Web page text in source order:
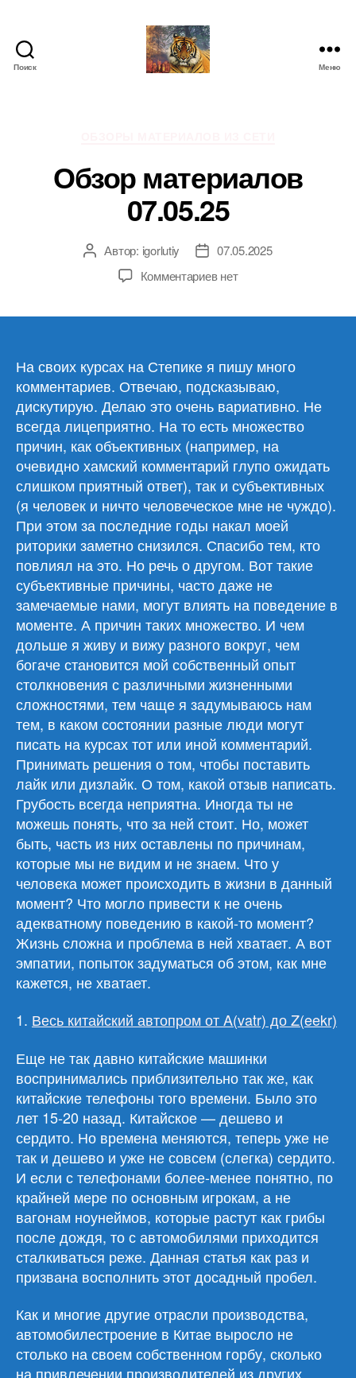
Поиск Меню
Обзор материалов
07.05.25
Автор
записи
Автор: igorlutiy
Дата07.05.2025
Комментариевк
нет
На своих курсах на Степике я пишу много
комментариев. Отвечаю, подсказываю,
дискутирую. Делаю это очень вариативно. Не
всегда лицеприятно. На то есть множество
причин, как объективных (например, на
очевидно хамский комментарий глупо ожидать
слишком приятный ответ), так и субъективных
(я человек и ничто человеческое мне не чуждо).
При этом за последние годы накал моей
риторики заметно снизился. Спасибо тем, кто
повлиял на это. Но речь о другом. Вот такие
субъективные причины, часто даже не
замечаемые нами, могут влиять на поведение в
моменте. А причин таких множество. И чем
дольше я живу и вижу разного вокруг, чем
богаче становится мой собственный опыт
столкновения с различными жизненными
сложностями, тем чаще я задумываюсь нам
тем, в каком состоянии разные люди могут
писать на курсах тот или иной комментарий.
Принимать решения о том, чтобы поставить
лайк или дизлайк. О том, какой отзыв написать.
Грубость всегда неприятна. Иногда ты не
можешь понять, что за ней стоит. Но, может
быть, часть из них оставлены по причинам,
которые мы не видим и не знаем. Что у
человека может происходить в жизни в данный
момент? Что могло привести к не очень
адекватному поведению в какой-то момент?
Жизнь сложна и проблема в ней хватает. А вот
эмпатии, попыток задуматься об этом, как мне
кажется, не хватает.
1. Весь китайский автопром от A(vatr) до Z(eekr)
Еще не так давно китайские машинки
воспринимались приблизительно так же, как
китайские телефоны того времени. Было это
лет 15-20 назад. Китайское — дешево и
сердито. Но времена меняются, теперь уже не
так и дешево и уже не совсем (слегка) сердито.
И если с телефонами более-менее понятно, по
крайней мере по основным игрокам, а не
вагонам ноунеймов, которые растут как грибы
после дождя, то с автомобилями приходится
сталкиваться реже. Данная статья как раз и
призвана восполнить этот досадный пробел.
Как и многие другие отрасли производства,
автомобилестроение в Китае выросло не
столько на своем собственном горбу, сколько
на привлечении производителей из других